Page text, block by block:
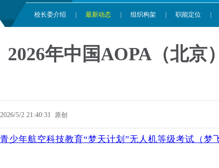
校长委介绍 最新动态 组织构架 职能定位
2026年中国AOPA（北京
2026/5/2 21:40:31 原创
青少年航空科技教育“梦天计划”无人机等级考试（梦